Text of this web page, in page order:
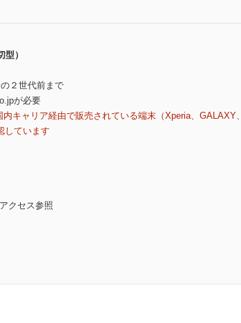
）
２世代前まで
が必要
キャリア経由で販売されている端末（Xperia、GALAXY、
しています
クセス参照